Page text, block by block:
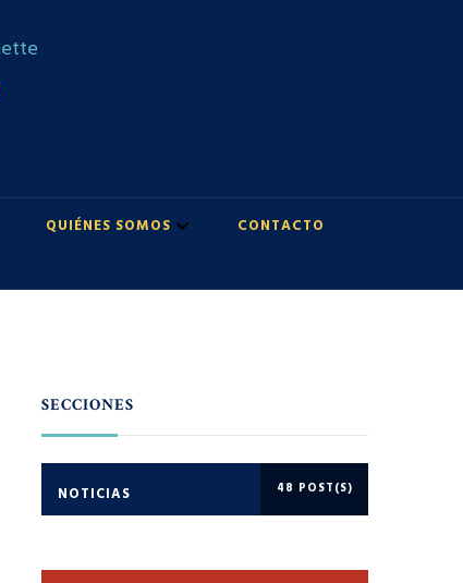
QUIÉNES SOMOS CONTACTO
SECCIONES
NOTICIAS 48 POST(S)